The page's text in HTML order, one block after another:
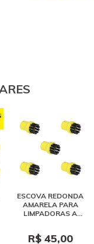
é o que define os
para avaliar sua
ESCOVA REDONDA
AMARELA PARA
LIMPADORAS A
R$ 45,00